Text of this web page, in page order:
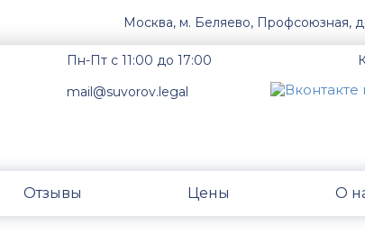
Москва, м. Беляево, Профсоюзная,
Пн-Пт с 11:00 до 17:00
mail@suvorov.legal
Отзывы Цены О